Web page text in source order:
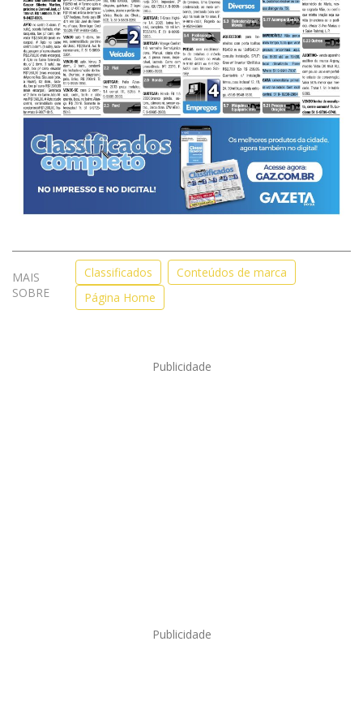
MAIS
SOBRE
Classificados
Conteúdos de marca
Página Home
Publicidade
Publicidade